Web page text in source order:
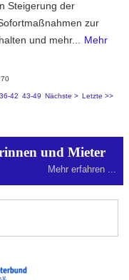
Steigerung der
zur
und mehr...
Mehr
36-42 43-49 Nächste > Letzte >>
und Mieter
Mehr erfahren ...